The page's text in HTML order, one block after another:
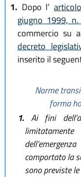
1. Dopo l’
giugno 1999,
commercio su
decreto
inserito il
Norme
forma
1.Ai fini
comportato la
sono previste